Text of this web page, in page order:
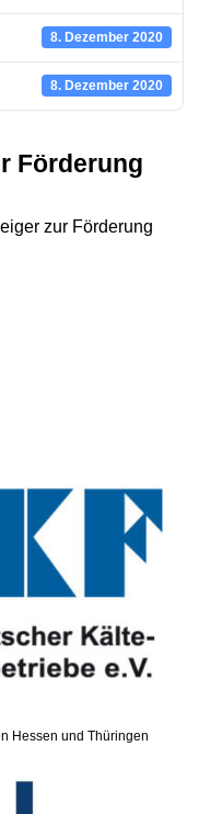
8. Dezember 2020
8. Dezember 2020
Förderung
zur Förderung
Hessen und Thüringen